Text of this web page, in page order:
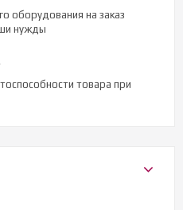
оборудования на заказ
нужды
товара при